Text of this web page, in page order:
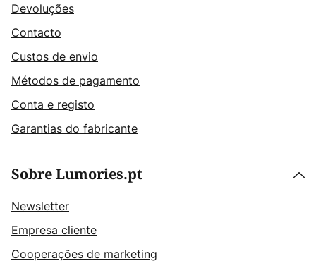
Devoluções
Contacto
Custos de envio
Métodos de pagamento
Conta e registo
Garantias do fabricante
Sobre Lumories.pt
Newsletter
Empresa cliente
Cooperações de marketing